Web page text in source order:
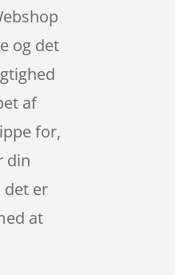
og det
af
for,
din
det er
at